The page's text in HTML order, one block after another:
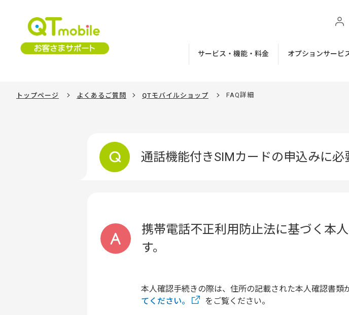
サービス・機能・料金 オプションサービ
トップページ よくあるご質問 QTモバイルショップ FAQ詳細
通話機能付きSIMカードの申込みに必
携帯電話不正利用防止法に基づく本
す。
本人確認手続きの際は、住所の記載された本人確認書類
てください。
をご覧ください。